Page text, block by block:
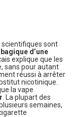
sont
d’une
explique que les
sans pour autant
réussi à arrêter
nicotinique.
la vape
. La plupart des
semaines,